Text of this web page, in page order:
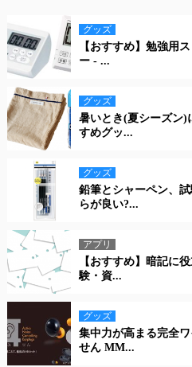
グッズ
【おすすめ】勉強用
ー - ...
グッズ
暑いとき(夏シーズン)
すめグッ...
グッズ
鉛筆とシャーペン、
らが良い?...
アプリ
【おすすめ】暗記に
験・資...
グッズ
集中力が高まる完全
せん MM...